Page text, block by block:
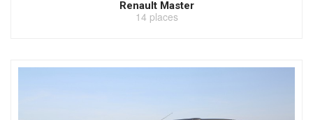
Renault Master
14 places